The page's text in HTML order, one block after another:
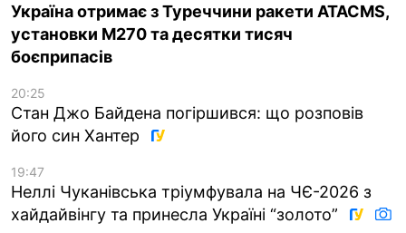
Україна отримає з Туреччини ракети ATACMS,
установки M270 та десятки тисяч
боєприпасів
20:25
Стан Джо Байдена погіршився: що розповів
його син Хантер
19:47
Неллі Чуканівська тріумфувала на ЧЄ-2026 з
хайдайвінгу та принесла Україні “золото”